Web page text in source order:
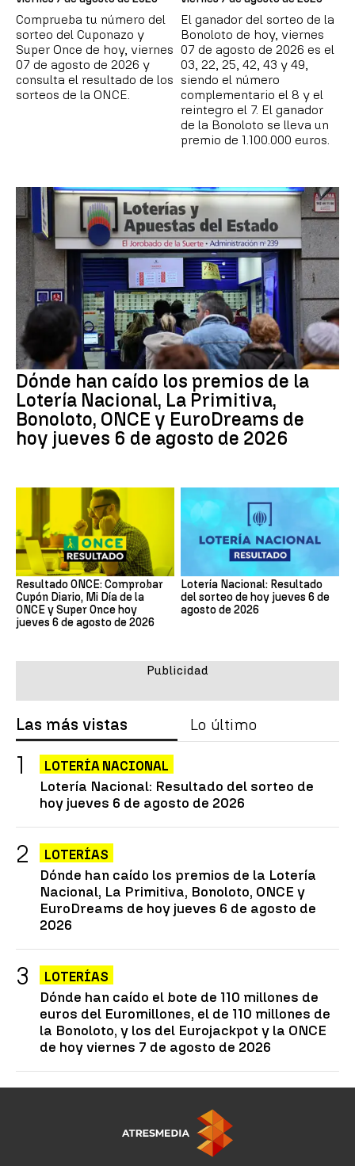
Comprueba tu número del
sorteo del Cuponazo y
Super Once de hoy, viernes
07 de agosto de 2026 y
consulta el resultado de los
sorteos de la ONCE.
El ganador del sorteo de la
Bonoloto de hoy, viernes
07 de agosto de 2026 es el
03, 22, 25, 42, 43 y 49,
siendo el número
complementario el 8 y el
reintegro el 7. El ganador
de la Bonoloto se lleva un
premio de 1.100.000 euros.
Dónde han caído los premios de la
Lotería Nacional, La Primitiva,
Bonoloto, ONCE y EuroDreams de
hoy jueves 6 de agosto de 2026
Resultado ONCE: Comprobar
Cupón Diario, Mi Día de la
ONCE y Super Once hoy
jueves 6 de agosto de 2026
Lotería Nacional: Resultado
del sorteo de hoy jueves 6 de
agosto de 2026
Las más vistas Lo último
LOTERÍA NACIONAL
Lotería Nacional: Resultado del sorteo de
hoy jueves 6 de agosto de 2026
LOTERÍAS
Dónde han caído los premios de la Lotería
Nacional, La Primitiva, Bonoloto, ONCE y
EuroDreams de hoy jueves 6 de agosto de
2026
LOTERÍAS
Dónde han caído el bote de 110 millones de
euros del Euromillones, el de 110 millones de
la Bonoloto, y los del Eurojackpot y la ONCE
de hoy viernes 7 de agosto de 2026